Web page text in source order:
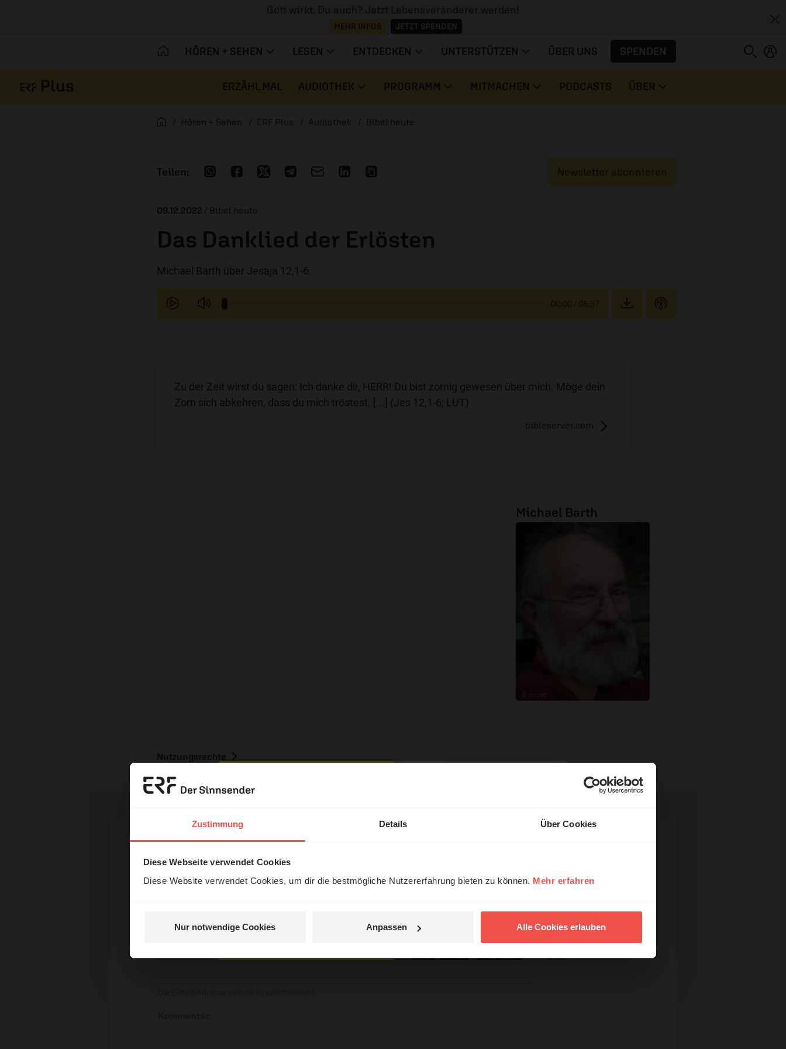
Zustimmung Details Über Cookies
Diese Webseite verwendet Cookies
Diese Website verwendet Cookies, um dir die bestmögliche Nutzererfahrung bieten zu können. Mehr erfahren
Nur notwendige Cookies Anpassen Alle Cookies erlauben
Gott wirkt. Du auch? Jetzt Lebensveränderer werden!
MEHR INFOS JETZT SPENDEN
HÖREN + SEHEN LESEN ENTDECKEN UNTERSTÜTZEN ÜBER UNS SPENDEN
ERZÄHL MAL AUDIOTHEK PROGRAMM MITMACHEN PODCASTS ÜBER
Startseite
Hören + Sehen ERF Plus Audiothek Bibel heute
Newsletter abonnieren
09.12.2022 / Bibel heute
Das Danklied der Erlösten
Michael Barth über Jesaja 12,1-6.
00:00 / 08:37
Zu der Zeit wirst du sagen: Ich danke dir, HERR! Du bist zornig gewesen über mich. Möge dein
Zorn sich abkehren, dass du mich tröstest. [...] (Jes 12,1-6; LUT)
bibleserver.com
Michael Barth
Nutzungsrechte
Ihr Kommentar
Erzähl mal!
Das erleben unsere Hörerinnen
und Hörer mit Gott ...
Jetzt Geschichten